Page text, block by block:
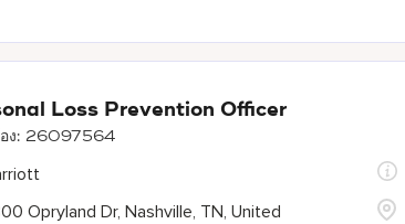
Loss Prevention Officer
26097564
Opryland Dr, Nashville, TN, United